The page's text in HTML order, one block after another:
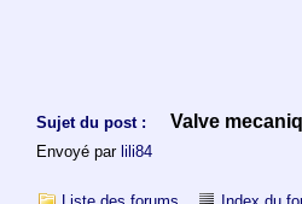
Sujet du post : Valve
Envoyé par lili84